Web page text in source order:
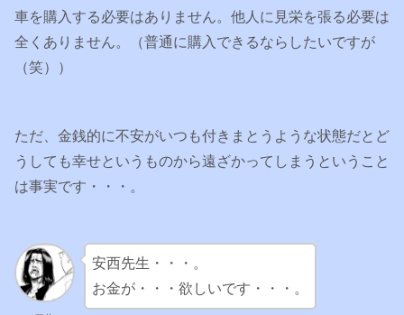
車を購入する必要はありません。他人に見栄を張る必要は
全くありません。（普通に購入できるならしたいですが
（笑））
ただ、金銭的に不安がいつも付きまとうような状態だとど
うしても幸せというものから遠ざかってしまうということ
は事実です・・・。
安西先生・・・。
お金が・・・欲しいです・・・。